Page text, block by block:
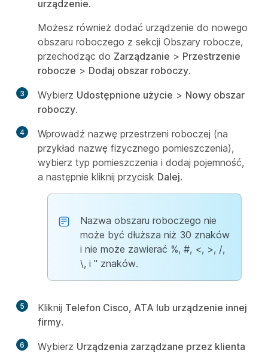
urządzenie.
Możesz również dodać urządzenie do nowego
obszaru roboczego z sekcji Obszary robocze,
przechodząc do Zarządzanie > Przestrzenie
robocze > Dodaj obszar roboczy.
3 Wybierz Udostępnione użycie > Nowy obszar
roboczy.
4
Wprowadź nazwę przestrzeni roboczej (na
przykład nazwę fizycznego pomieszczenia),
wybierz typ pomieszczenia i dodaj pojemność,
a następnie kliknij przycisk Dalej.
Nazwa obszaru roboczego nie
może być dłuższa niż 30 znaków
i nie może zawierać %, #, <, >, /,
\, i " znaków.
5 Kliknij Telefon Cisco, ATA lub urządzenie innej
firmy.
6 Wybierz Urządzenia zarządzane przez klienta